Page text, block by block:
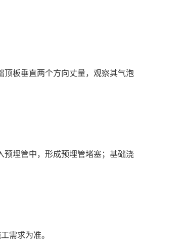
板垂直两个方向丈量，观察其气泡
埋管中，形成预埋管堵塞；基础浇
需求为准。